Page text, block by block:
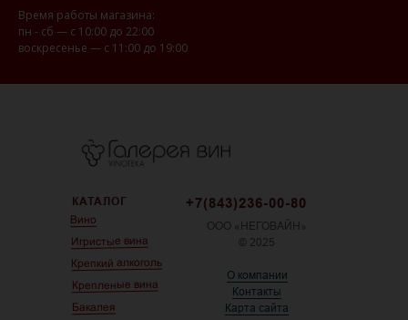
Время работы магазина:
пн - сб — с 10:00 до 22:00
воскресенье — с 11:00 до 19:00
КАТАЛОГ
Вино
Игристые вина
Крепкий алкоголь
Крепленые вина
Бакалея
ООО «НЕГОВАЙН»
© 2025
О компании
Контакты
Карта сайта
+7(843)236-00-80